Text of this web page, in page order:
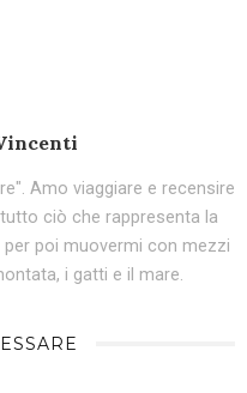
Amo viaggiare e recensire
ciò che rappresenta la
poi muovermi con mezzi
i gatti e il mare.